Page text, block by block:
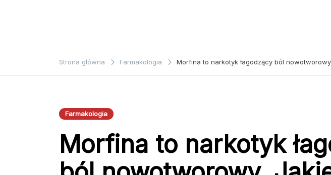
Strona główna Farmakologia Morfina to narkotyk łagodzący ból
Farmakologia
Morfina to narkotyk